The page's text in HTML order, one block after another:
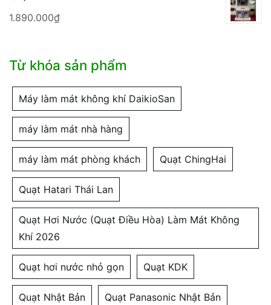
1.890.000₫
Từ khóa sản phẩm
Máy làm mát không khí DaikioSan
máy làm mát nhà hàng
máy làm mát phòng khách Quạt ChingHai
Quạt Hatari Thái Lan
Quạt Hơi Nước (Quạt Điều Hòa) Làm Mát Không
Khí 2026
Quạt hơi nước nhỏ gọn Quạt KDK
Quạt Nhật Bản Quạt Panasonic Nhật Bản